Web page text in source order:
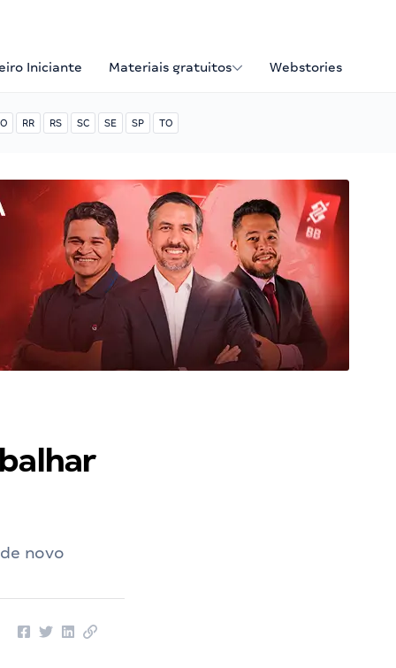
Iniciante Materiais gratuitos Webstories
RR RS SC SE SP TO
novo